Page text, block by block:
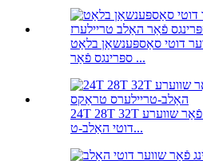
דוטי סאַספּענשאַן בלאַט
ספּרינגס פֿאַר ...
24T 28T 32T באָגי בלאַט ספּרינגס פֿאַר שווערע
דוטי האַלב-ט...